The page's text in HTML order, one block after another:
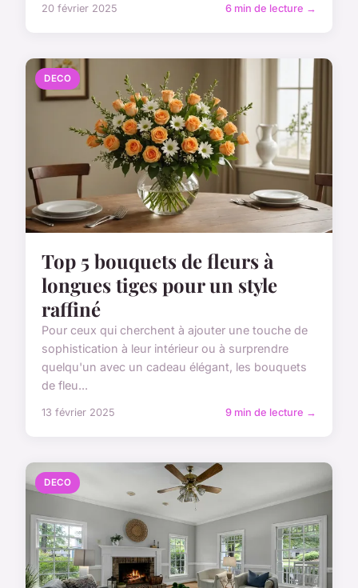
20 février 2025 6 min de lecture →
DECO
Top 5 bouquets de fleurs à
longues tiges pour un style
raffiné
Pour ceux qui cherchent à ajouter une touche de
sophistication à leur intérieur ou à surprendre
quelqu'un avec un cadeau élégant, les bouquets
de fleu...
13 février 2025 9 min de lecture →
DECO